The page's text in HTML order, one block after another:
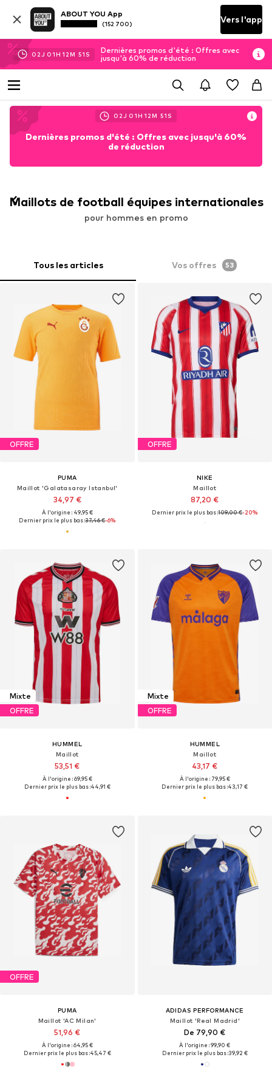
ABOUT YOU App
(152 700) Vers l'app
02J 01H 12M 48S
Dernières promos d'été : Offres avec
jusqu'à 60% de réduction
02J 01H 12M 48S
Dernières promos d'été : Offres avec jusqu'à 60%
de réduction
Maillots de football équipes internationales
pour hommes en promo
Tous les articles Vos offres 53
OFFRE
PUMA
Maillot 'Galatasaray Istanbul'
34,97 €
À l'origine : 49,95 €
Dernier prix le plus bas :37,46 €-6%
OFFRE
NIKE
Maillot
87,20 €
Dernier prix le plus bas :109,00 €-20%
Mixte
OFFRE
HUMMEL
Maillot
53,51 €
À l'origine : 69,95 €
Dernier prix le plus bas :44,91 €
Mixte
OFFRE
HUMMEL
Maillot
43,17 €
À l'origine : 79,95 €
Dernier prix le plus bas :43,17 €
OFFRE
PUMA
Maillot 'AC Milan'
51,96 €
À l'origine : 64,95 €
Dernier prix le plus bas :45,47 €
ADIDAS PERFORMANCE
Maillot 'Real Madrid'
De 79,90 €
À l'origine : 99,90 €
Dernier prix le plus bas :39,92 €